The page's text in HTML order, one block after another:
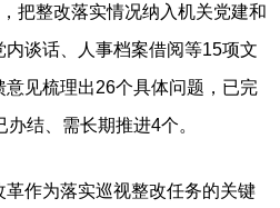
把整改落实情况纳入机关党建和
谈话、人事档案借阅等15项文
见梳理出26个具体问题，已完
结、需长期推进4个。
作为落实巡视整改任务的关键